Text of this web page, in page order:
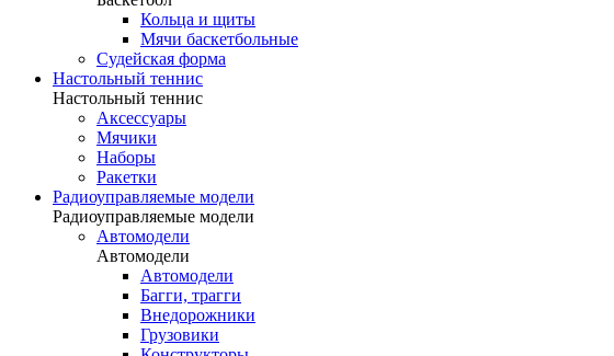
Кольца и щиты
Мячи баскетбольные
Судейская форма
Настольный теннис
Настольный теннис
Аксессуары
Мячики
Наборы
Ракетки
Радиоуправляемые модели
Радиоуправляемые модели
Автомодели
Автомодели
Автомодели
Багги, трагги
Внедорожники
Грузовики